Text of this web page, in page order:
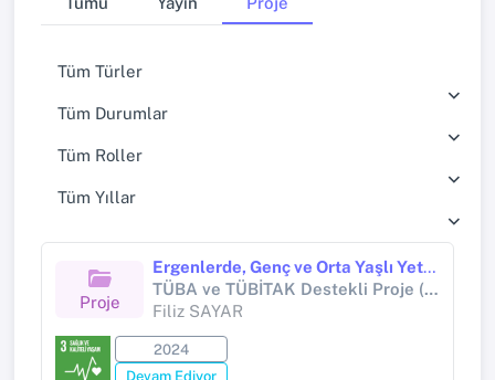
Tüm Türler
Tüm Durumlar
Tüm Roller
Tüm Yıllar
Proje
Ergenlerde, Genç ve Orta Yaşlı Yetişkinlerde Canlılık Etkisinin İleriye ve Geriye Dönük Zaman Algısı Üzerindeki Etkisi
TÜBA ve TÜBİTAK Destekli Proje (Tübitak 1002)
Filiz SAYAR
2024
Devam Ediyor